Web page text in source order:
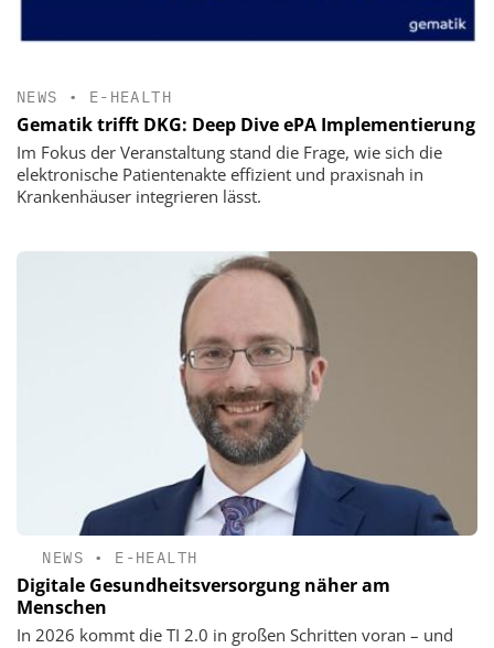
NEWS • E-HEALTH
Gematik trifft DKG: Deep Dive ePA Implementierung
Im Fokus der Veranstaltung stand die Frage, wie sich die
elektronische Patientenakte effizient und praxisnah in
Krankenhäuser integrieren lässt.
NEWS • E-HEALTH
Digitale Gesundheits­versorgung näher am
Menschen
In 2026 kommt die TI 2.0 in großen Schritten voran – und